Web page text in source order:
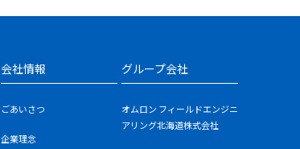
会社情報
ごあいさつ
企業理念
グループ会社
オムロン フィールドエンジニ
アリング北海道株式会社